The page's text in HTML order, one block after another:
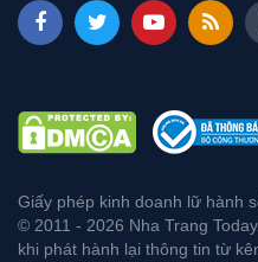
Giấy phép kinh doanh lữ hành
© 2011 - 2026 Nha Trang
khi phát hành lại thông tin từ